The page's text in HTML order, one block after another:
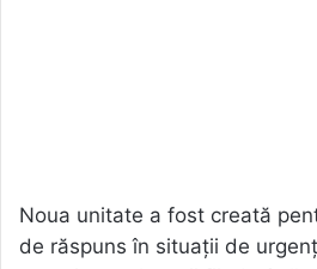
Noua unitate a fost creată
de răspuns în situații de